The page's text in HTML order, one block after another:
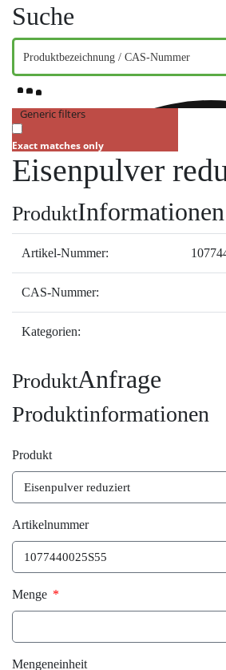
Suche
Generic filters
Exact matches only
Eisenpulver
ProduktInformationen
Artikel-Nummer:
CAS-Nummer:
Kategorien:
ProduktAnfrage
Produktinformationen
Produkt
Artikelnummer
Menge
Mengeneinheit